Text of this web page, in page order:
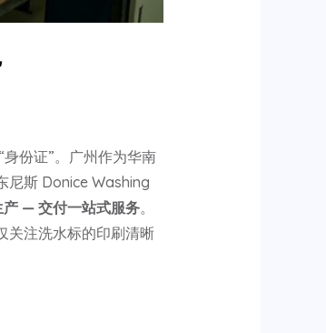
份证”。广州作为华南
尼斯 Donice Washing
— 交付一站式服务。
关注洗水标的印刷清晰